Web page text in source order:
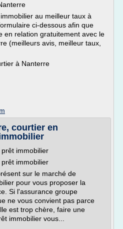
au meilleur taux à
ci-dessous afin que
en relation gratuitement avec le
(meilleurs avis, meilleur taux,
à Nanterre
courtier en
immobilier
immobilier
sur le marché de
pour vous proposer la
Si l'assurance groupe
ne vous convient pas parce
est trop chère, faire une
immobilier vous...